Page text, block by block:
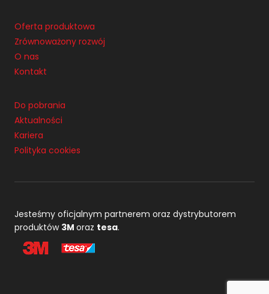
Oferta produktowa
Zrównoważony rozwój
O nas
Kontakt
Do pobrania
Aktualności
Kariera
Polityka cookies
Jesteśmy oficjalnym partnerem oraz dystrybutorem
produktów 3M oraz tesa.